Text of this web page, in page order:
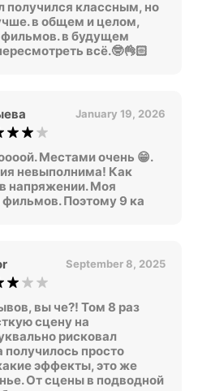
получился классным, но
в общем и целом,
в будущем
всё.🤓👌🏻
January 19, 2026
Местами очень 😁.
невыполнима! Как
напряжении. Моя
Поэтому 9 ка
September 8, 2025
вы че?! Том 8 раз
сцену на
рисковал
просто
эффекты, это же
От сцены в подводной